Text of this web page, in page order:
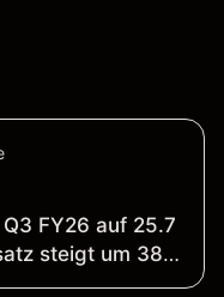
FY26 auf 25.7
steigt um 38
Dollar